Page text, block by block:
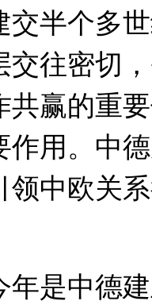
半个多世
往密切
赢的重
用。中
领中欧关
是中德建